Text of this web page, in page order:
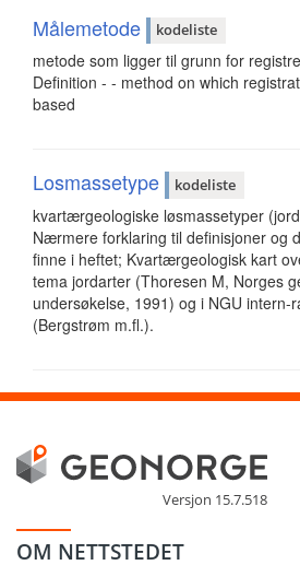
Målemetode kodeliste
metode som ligger til grunn for
Definition - - method on which
based
Losmassetype kodeliste
kvartærgeologiske løsmassetyper
Nærmere forklaring til definisjoner og
finne i heftet; Kvartærgeologisk kart
tema jordarter (Thoresen M, Norges
undersøkelse, 1991) og i NGU intern-
(Bergstrøm m.fl.).